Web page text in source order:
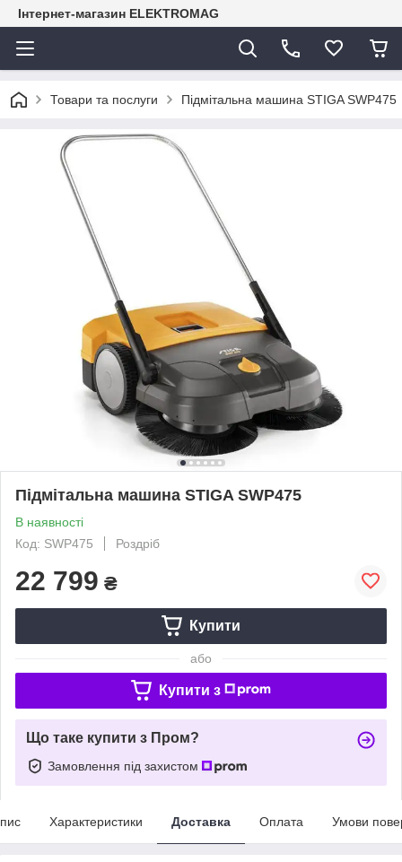
Інтернет-магазин ELEKTROMAG
Товари та послуги Підмітальна машина STIGA SWP475
Підмітальна машина STIGA SWP475
В наявності
Код: SWP475
Роздріб
22 799 ₴
Купити
або
Купити з
Що таке купити з Пром?
Замовлення під захистом
Характеристики Доставка Оплата Умови